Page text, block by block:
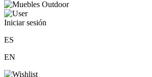
Iniciar sesión
ES
EN